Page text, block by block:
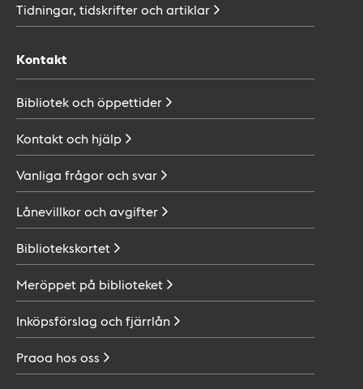
Tidningar, tidskrifter ochartiklar
Kontakt
Bibliotek ochöppettider
Kontakt och hjälp
Vanliga frågor ochsvar
Lånevillkor ochavgifter
Bibliotekskortet
Meröppet på biblioteket
Inköpsförslag ochfjärrlån
Praoa hos oss